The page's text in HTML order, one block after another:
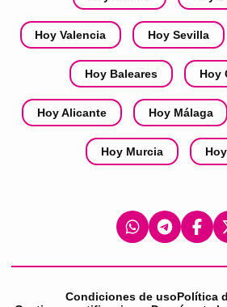
Hoy Valencia Hoy Sevilla
Hoy Baleares Hoy
Hoy Alicante Hoy Málaga
Hoy Murcia
Condiciones de usoPolítica